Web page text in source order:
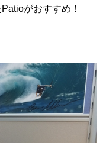
がおすすめ！